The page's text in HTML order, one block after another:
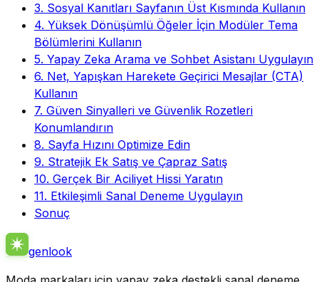
3. Sosyal Kanıtları Sayfanın Üst Kısmında Kullanın
4. Yüksek Dönüşümlü Öğeler İçin Modüler Tema
Bölümlerini Kullanın
5. Yapay Zeka Arama ve Sohbet Asistanı Uygulayın
6. Net, Yapışkan Harekete Geçirici Mesajlar (CTA)
Kullanın
7. Güven Sinyalleri ve Güvenlik Rozetleri
Konumlandırın
8. Sayfa Hızını Optimize Edin
9. Stratejik Ek Satış ve Çapraz Satış
10. Gerçek Bir Aciliyet Hissi Yaratın
11. Etkileşimli Sanal Deneme Uygulayın
Sonuç
genlook